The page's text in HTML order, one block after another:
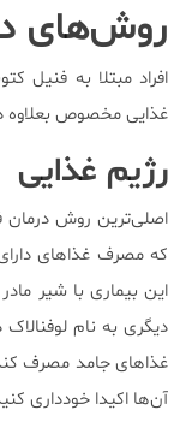
روش‌های
افراد مبتلا به فنیل
غذایی مخصوص بعلاوه
رژیم غذایی
اصلی‌ترین روش درمان
که مصرف غذاهای دارای
این بیماری با شیر
دیگری به نام
غذاهای جامد مصرف
آن‌ها اکیدا خودداری